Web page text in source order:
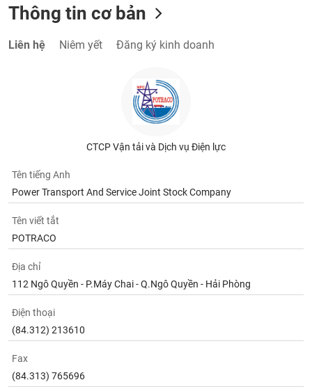
Thông tin cơ bản
Liên hệ Niêm yết Đăng ký kinh doanh
CTCP Vận tải và Dịch vụ Điện lực
Tên tiếng Anh
Power Transport And Service Joint Stock Company
Tên viết tắt
POTRACO
Địa chỉ
112 Ngô Quyền - P.Máy Chai - Q.Ngô Quyền - Hải Phòng
Điện thoại
(84.312) 213610
Fax
(84.313) 765696